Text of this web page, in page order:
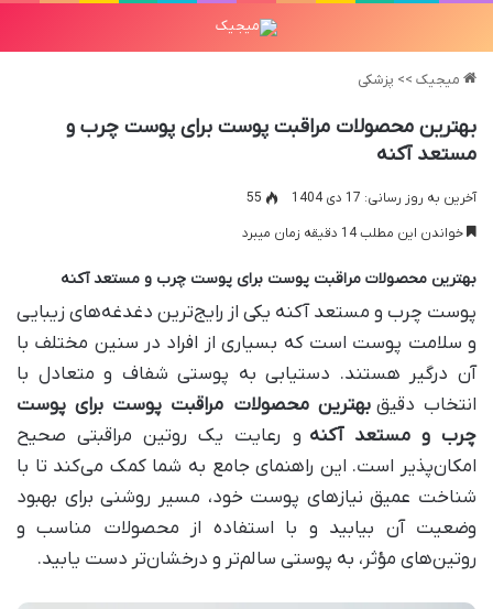
میجیک >> پزشکی
بهترین محصولات مراقبت پوست برای پوست چرب و
مستعد آکنه
آخرین به روز رسانی: 17 دی 1404
55
خواندن این مطلب 14 دقیقه زمان میبرد
بهترین محصولات مراقبت پوست برای پوست چرب و مستعد آکنه
پوست چرب و مستعد آکنه یکی از رایج‌ترین دغدغه‌های زیبایی
و سلامت پوست است که بسیاری از افراد در سنین مختلف با
آن درگیر هستند. دستیابی به پوستی شفاف و متعادل با
انتخاب دقیقبهترین محصولات مراقبت پوست برای پوست
چرب و مستعد آکنه و رعایت یک روتین مراقبتی صحیح
امکان‌پذیر است. این راهنمای جامع به شما کمک می‌کند تا با
شناخت عمیق نیازهای پوست خود، مسیر روشنی برای بهبود
وضعیت آن بیابید و با استفاده از محصولات مناسب و
روتین‌های مؤثر، به پوستی سالم‌تر و درخشان‌تر دست یابید.